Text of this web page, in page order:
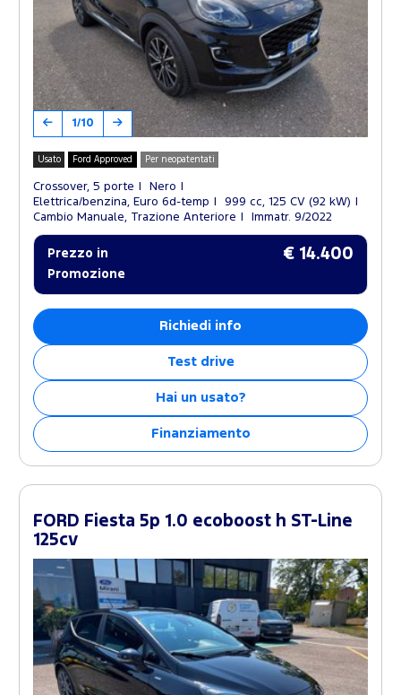
1/10
Usato Ford Approved Per neopatentati
Crossover, 5 porte
Nero
Elettrica/benzina, Euro 6d-temp
999 cc, 125 CV (92 kW)
Cambio Manuale, Trazione Anteriore
Immatr. 9/2022
Prezzo in
Promozione
€ 14.400
Richiedi info
Test drive
Hai un usato?
Finanziamento
FORD Fiesta 5p 1.0 ecoboost h ST-Line
125cv